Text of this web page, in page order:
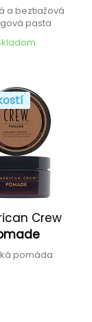
a beztiažová
pasta
Crew
pomáda